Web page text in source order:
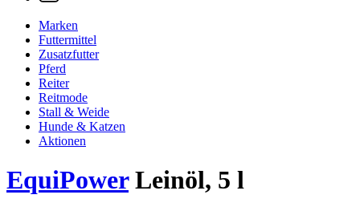
Marken
Futtermittel
Zusatzfutter
Pferd
Reiter
Reitmode
Stall & Weide
Hunde & Katzen
Aktionen
EquiPowerLeinöl, 5 l